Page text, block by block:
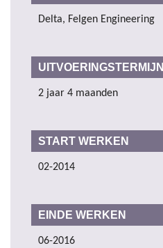
Delta, Felgen Engineering
UITVOERINGSTERMIJN
2 jaar 4 maanden
START WERKEN
02-2014
EINDE WERKEN
06-2016